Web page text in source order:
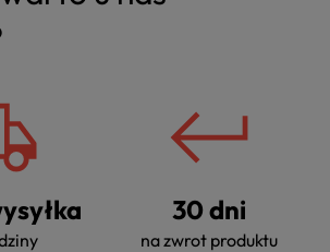
30 dni
na zwrot produktu